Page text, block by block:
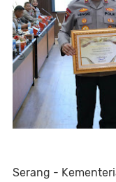
Serang -